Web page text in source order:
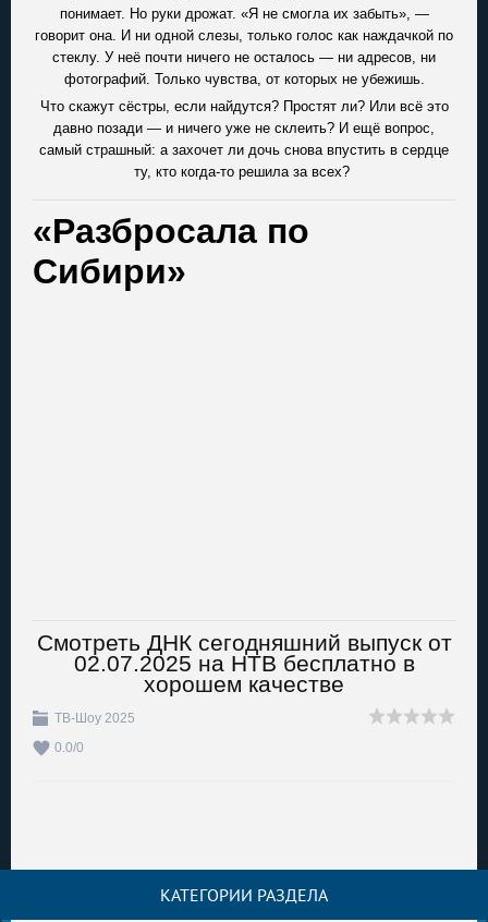
понимает. Но руки дрожат. «Я не смогла их забыть», —
говорит она. И ни одной слезы, только голос как наждачкой по
стеклу. У неё почти ничего не осталось — ни адресов, ни
фотографий. Только чувства, от которых не убежишь.
Что скажут сёстры, если найдутся? Простят ли? Или всё это
давно позади — и ничего уже не склеить? И ещё вопрос,
самый страшный: а захочет ли дочь снова впустить в сердце
ту, кто когда-то решила за всех?
Смотреть ДНК сегодняшний выпуск от
02.07.2025 на НТВ бесплатно в
хорошем качестве
ТВ-Шоу 2025
0.0/0
КАТЕГОРИИ РАЗДЕЛА